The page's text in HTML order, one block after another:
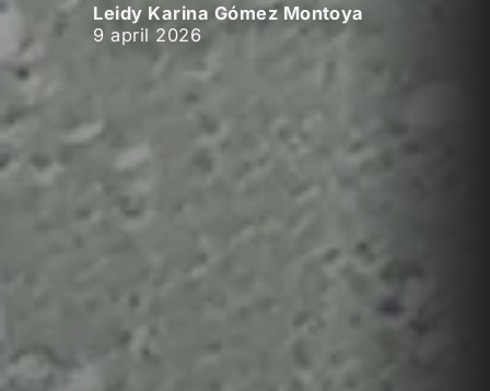
Leidy Karina Gómez Montoya
9 april 2026